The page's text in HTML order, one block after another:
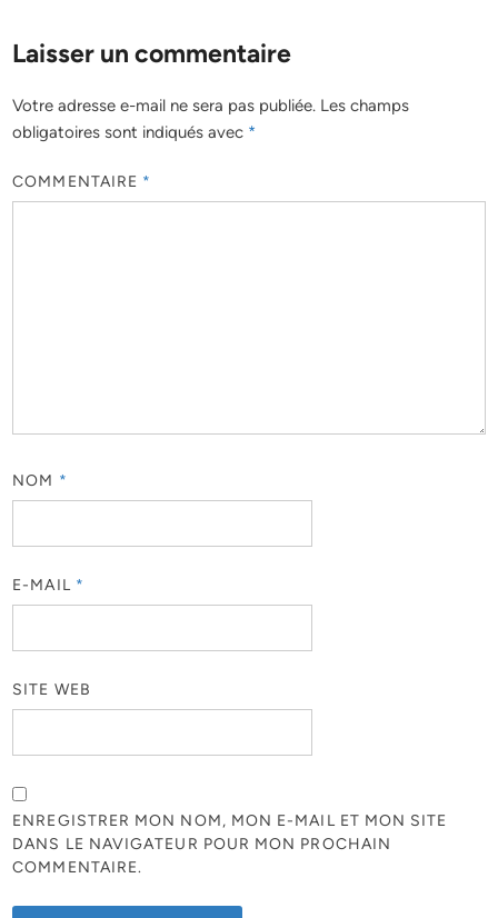
Laisser un commentaire
Votre adresse e-mail ne sera pas publiée. Les champs
obligatoires sont indiqués avec *
COMMENTAIRE *
NOM *
E-MAIL *
SITE WEB
ENREGISTRER MON NOM, MON E-MAIL ET MON SITE
DANS LE NAVIGATEUR POUR MON PROCHAIN
COMMENTAIRE.